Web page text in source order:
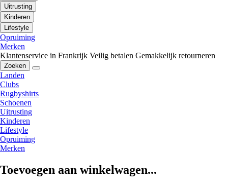
Uitrusting
Kinderen
Lifestyle
Opruiming
Merken
Klantenservice in Frankrijk Veilig betalen Gemakkelijk retourneren
Zoeken
Landen
Clubs
Rugbyshirts
Schoenen
Uitrusting
Kinderen
Lifestyle
Opruiming
Merken
Toevoegen aan winkelwagen...